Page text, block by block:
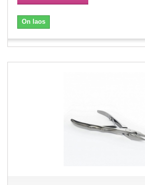
On laos